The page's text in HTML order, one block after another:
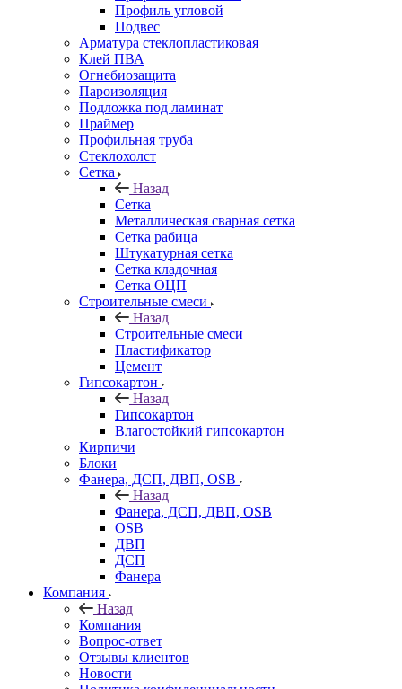
Профиль угловой
Подвес
Арматура стеклопластиковая
Клей ПВА
Огнебиозащита
Пароизоляция
Подложка под ламинат
Праймер
Профильная труба
Стеклохолст
Сетка
Назад
Сетка
Металлическая сварная сетка
Сетка рабица
Штукатурная сетка
Сетка кладочная
Сетка ОЦП
Строительные смеси
Назад
Строительные смеси
Пластификатор
Цемент
Гипсокартон
Назад
Гипсокартон
Влагостойкий гипсокартон
Кирпичи
Блоки
Фанера, ДСП, ДВП, OSB
Назад
Фанера, ДСП, ДВП, OSB
OSB
ДВП
ДСП
Фанера
Компания
Назад
Компания
Вопрос-ответ
Отзывы клиентов
Новости